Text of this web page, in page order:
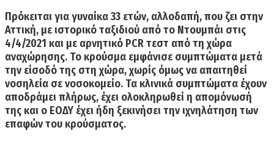
Πρόκειταιγια γυναίκα 33 ετών, αλλοδαπή, που ζει στην
Αττική, με ιστορικό ταξιδιού από το Ντουμπάι στις
4/4/2021 και με αρνητικό PCR τεστ από τη χώρα
αναχώρησης. Το κρούσμα εμφάνισε συμπτώματα μετά
την είσοδό της στη χώρα, χωρίς όμως να απαιτηθεί
νοσηλεία σε νοσοκομείο. Τα κλινικά συμπτώματα έχουν
αποδράμει πλήρως, έχει ολοκληρωθεί η απομόνωσή
της και ο ΕΟΔΥ έχει ήδη ξεκινήσει την ιχνηλάτηση των
επαφών του κρούσματος.